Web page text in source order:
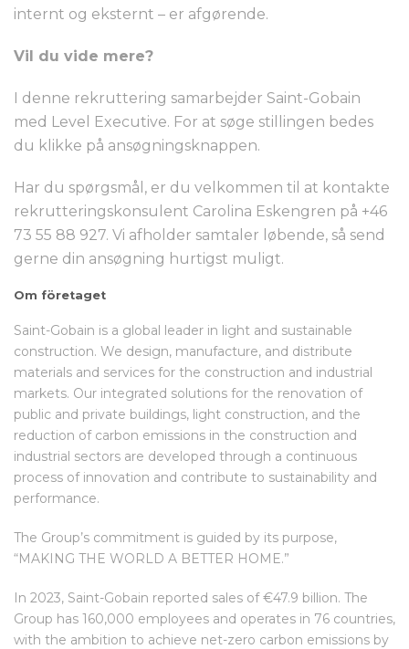
internt og eksternt – er afgørende.
Vil du vide mere?
I denne rekruttering samarbejder Saint-Gobain
med Level Executive. For at søge stillingen bedes
du klikke på ansøgningsknappen.
Har du spørgsmål, er du velkommen til at kontakte
rekrutteringskonsulent Carolina Eskengren på +46
73 55 88 927. Vi afholder samtaler løbende, så send
gerne din ansøgning hurtigst muligt.
Om företaget
Saint-Gobain is a global leader in light and sustainable
construction. We design, manufacture, and distribute
materials and services for the construction and industrial
markets. Our integrated solutions for the renovation of
public and private buildings, light construction, and the
reduction of carbon emissions in the construction and
industrial sectors are developed through a continuous
process of innovation and contribute to sustainability and
performance.
The Group’s commitment is guided by its purpose,
“MAKING THE WORLD A BETTER HOME.”
In 2023, Saint-Gobain reported sales of €47.9 billion. The
Group has 160,000 employees and operates in 76 countries,
with the ambition to achieve net-zero carbon emissions by